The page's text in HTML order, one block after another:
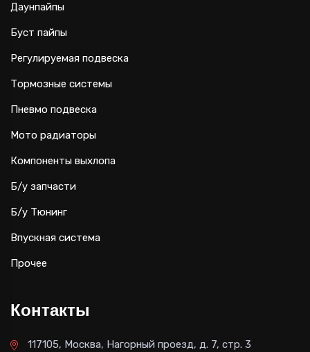
Даунпайпы
Буст пайпы
Регулируемая подвеска
Тормозные системы
Пневмо подвеска
Мото радиаторы
Компоненты выхлопа
Б/у запчасти
Б/у Тюнинг
Впускная система
Прочее
Контакты
117105, Москва, Нагорный проезд, д. 7, стр. 3